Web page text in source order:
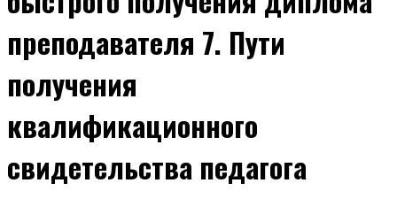
преподавателя 7. Пути
получения
квалификационного
свидетельства педагога